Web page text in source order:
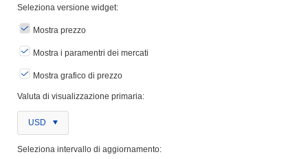
Seleziona versione widget:
Mostra prezzo
Mostra i paramentri dei mercati
Mostra grafico di prezzo
Valuta di visualizzazione primaria:
USD
Seleziona intervallo di aggiornamento: